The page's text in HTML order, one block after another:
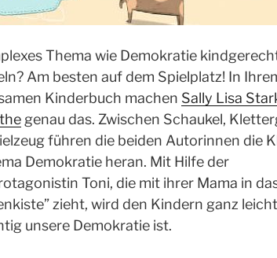
Thema wie Demokratie
Am besten auf dem Spielplatz! In
Kinderbuch machen Sally Lisa
genau das. Zwischen Schaukel,
führen die beiden Autorinnen die
Demokratie heran. Mit Hilfe der
Toni, die mit ihrer Mama in
zieht, wird den Kindern ganz
unsere Demokratie ist.